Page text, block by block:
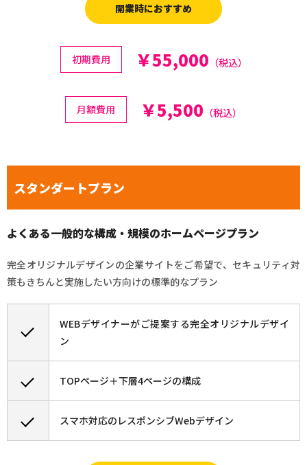
開業時におすすめ
初期費用 ￥55,000 （税込）
月額費用 ￥5,500 （税込）
スタンダートプラン
よくある一般的な構成・規模のホームページプラン
完全オリジナルデザインの企業サイトをご希望で、セキュリティ対
策もきちんと実施したい方向けの標準的なプラン
WEBデザイナーがご提案する完全オリジナルデザイ
ン
TOPページ＋下層4ページの構成
スマホ対応のレスポンシブWebデザイン